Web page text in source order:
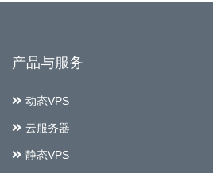
产品与服务
动态VPS
云服务器
静态VPS